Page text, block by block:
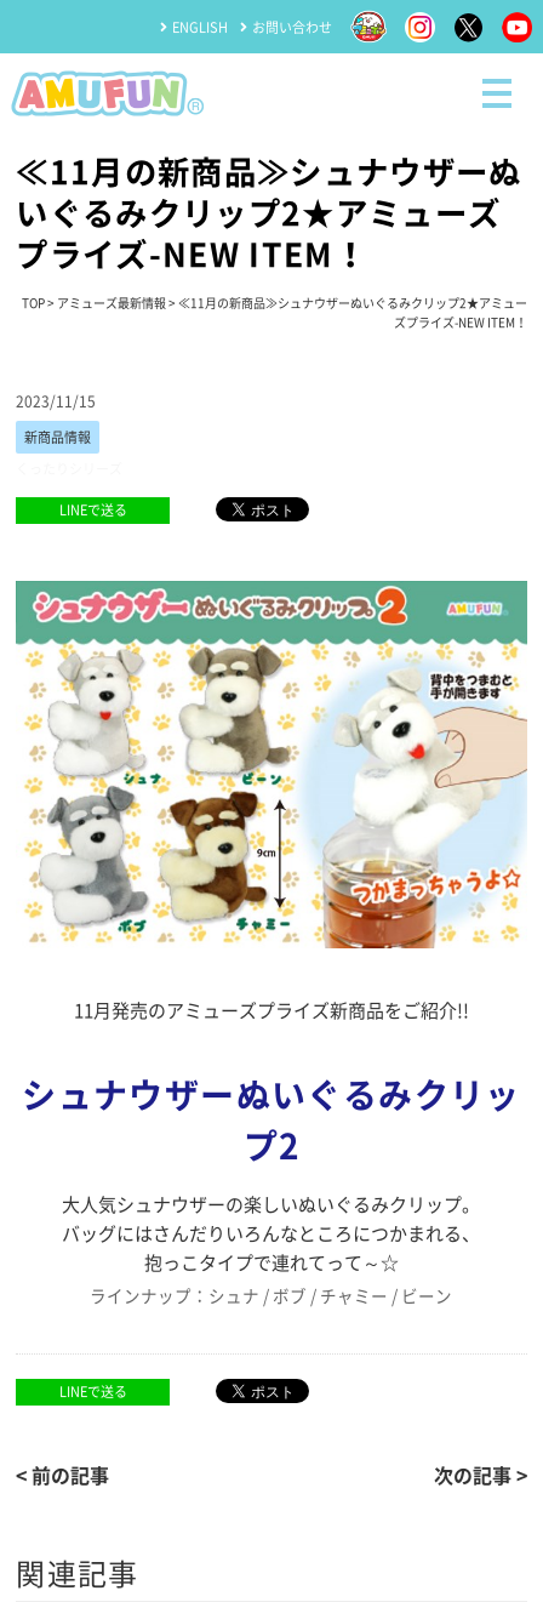
ENGLISH お問い合わせ
≪11月の新商品≫シュナウザーぬ
いぐるみクリップ2★アミューズ
プライズ-NEW ITEM！
TOP> アミューズ最新情報> ≪11月の新商品≫シュナウザーぬいぐるみクリップ2★アミュー
ズプライズ-NEW ITEM！
2023/11/15
新商品情報
LINEで送る
11月発売のアミューズプライズ新商品をご紹介!!
シュナウザーぬいぐるみクリッ
プ2
大人気シュナウザーの楽しいぬいぐるみクリップ。
バッグにはさんだりいろんなところにつかまれる、
抱っこタイプで連れてって～☆
ラインナップ：シュナ / ボブ / チャミー / ビーン
LINEで送る
< 前の記事 次の記事 >
関連記事